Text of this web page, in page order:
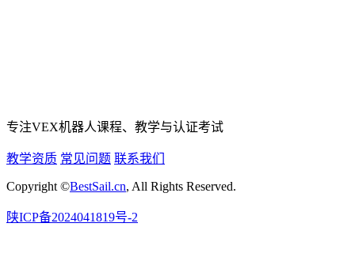
专注VEX机器人课程、教学与认证考试
教学资质 常见问题 联系我们
Copyright ©BestSail.cn, All Rights Reserved.
陕ICP备2024041819号-2